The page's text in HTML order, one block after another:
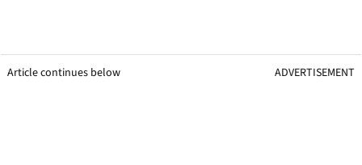
Article continues below ADVERTISEMENT